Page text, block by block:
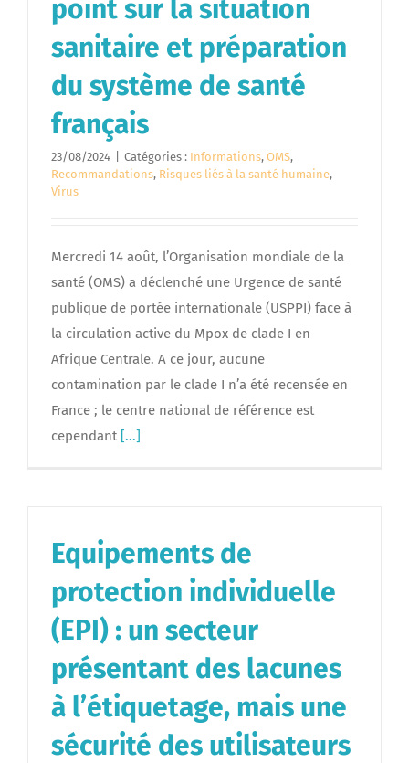
point sur la situation
sanitaire et préparation
du système de santé
français
23/08/2024 Catégories : Informations, OMS,
Recommandations, Risques liés à la santé humaine,
Virus
Mercredi 14 août, l’Organisation mondiale de la
santé (OMS) a déclenché une Urgence de santé
publique de portée internationale (USPPI) face à
la circulation active du Mpox de clade I en
Afrique Centrale. A ce jour, aucune
contamination par le clade I n’a été recensée en
France ; le centre national de référence est
cependant [...]
Equipements de
protection individuelle
(EPI) : un secteur
présentant des lacunes
à l’étiquetage, mais une
sécurité des utilisateurs